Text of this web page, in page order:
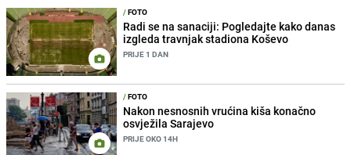
/FOTO
Radi se na sanaciji: Pogledajte kako danas
izgleda travnjak stadiona Koševo
PRIJE 1 DAN
/FOTO
Nakon nesnosnih vrućina kiša konačno
osvježila Sarajevo
PRIJE OKO 14H